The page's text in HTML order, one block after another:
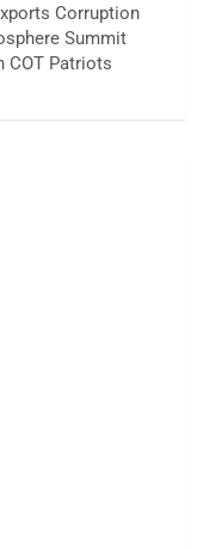
Corruption
Summit
COT Patriots